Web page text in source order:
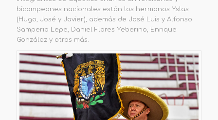
bicampeones nacionales están los hermanos Yslas
(Hugo, José y Javier), además de José Luis y Alfonso
Samperio Lepe, Daniel Flores Yeberino, Enrique
González y otros más.